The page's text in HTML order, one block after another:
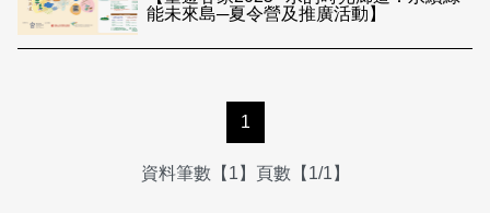
能未來島─夏令營及推廣活動】
1
資料筆數【1】頁數【1/1】